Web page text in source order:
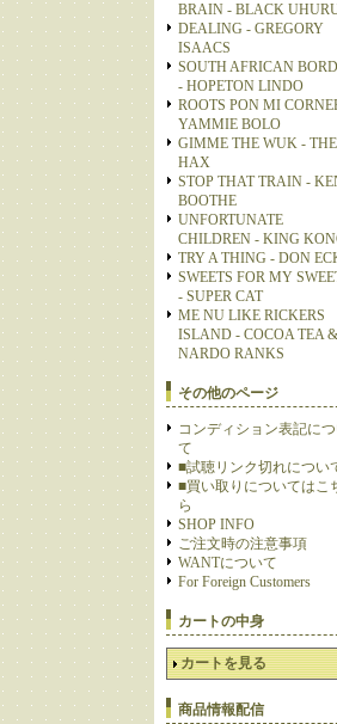
BRAIN - BLACK
DEALING - GREGORY
ISAACS
SOUTH AFRICAN
- HOPETON LINDO
ROOTS PON MI
YAMMIE BOLO
GIMME THE WUK - THE
HAX
STOP THAT TRAIN -
BOOTHE
UNFORTUNATE
CHILDREN - KING
TRY A THING - DON
SWEETS FOR MY
- SUPER CAT
ME NU LIKE RICKERS
ISLAND - COCOA TEA &
NARDO RANKS
その他のページ
コンディション表記に
て
■試聴リンク切れについ
■買い取りについてはこ
ら
SHOP INFO
ご注文時の注意事項
WANTについて
For Foreign Customers
カートの中身
カートを見る
商品情報配信